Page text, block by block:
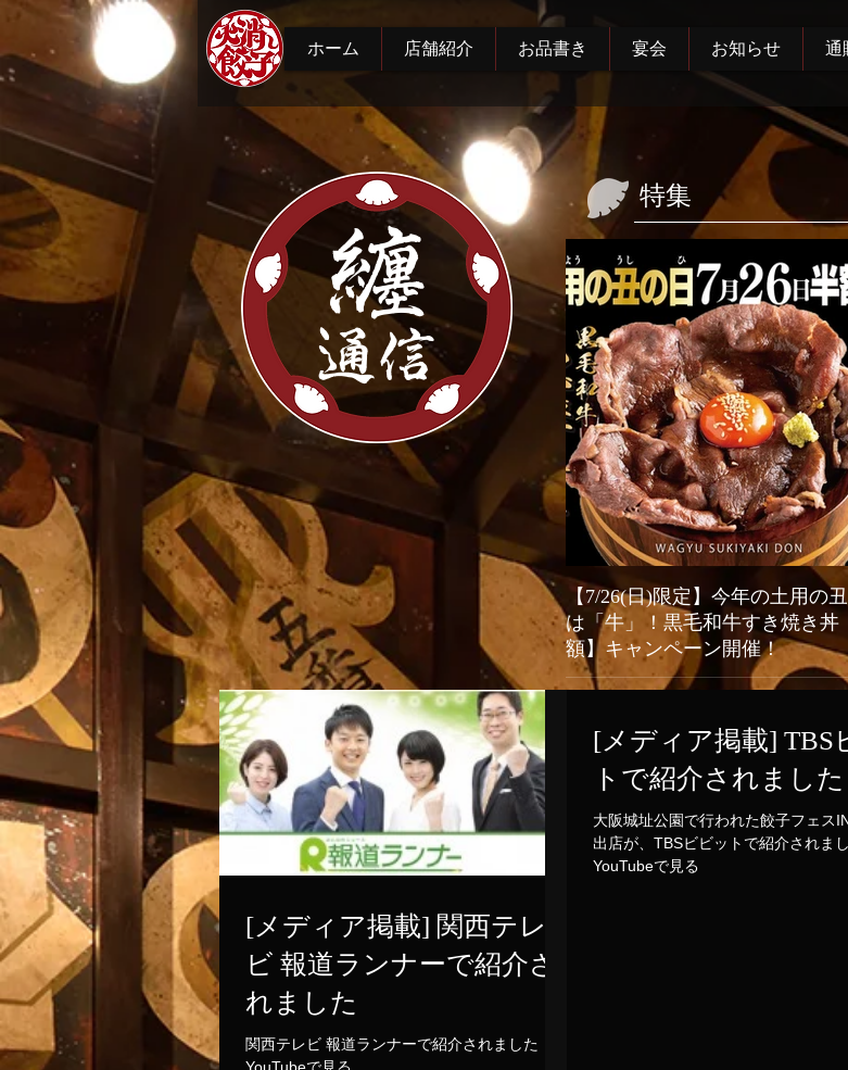
ホーム 店舗紹介 お品書き 宴会 お知らせ 通
纏
通信
特集
【7/26(日)限定】今年の土用の
は「牛」！黒毛和牛すき焼き丼
額】キャンペーン開催！
今年の「土用の丑の日」はうなぎではなく「牛
ぎゅう）すき焼き丼」の驚愕の半額キャンペー
ろけるようなお肉に、特製の甘辛い割下、さら
杯。通常1,980円（税抜）のところ、この日だ
と特別価格の990円（税抜）でご提供！1,000円
価格で最高級和牛を堪能できる奇跡のチャンス
灯が灯る江戸情緒あふれる活気ある店内で、お
[メディア掲載] 関西テレ
ビ 報道ランナーで紹介さ
れました
関西テレビ 報道ランナーで紹介されました
[メディア掲載] TBS
トで紹介されました
大阪城址公園で行われた餃子フェス
出店が、TBSビビットで紹介されま
YouTubeで見る